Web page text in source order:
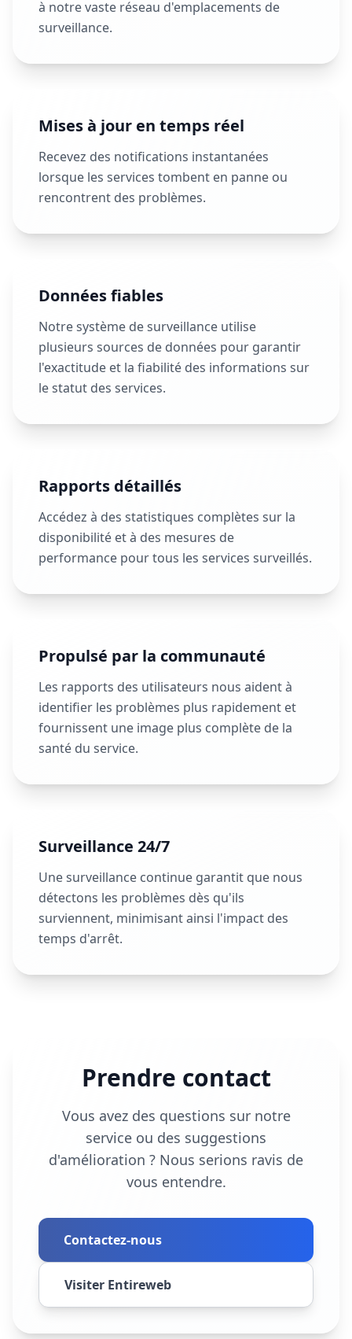
à notre vaste réseau d'emplacements de
surveillance.
Mises à jour en temps réel
Recevez des notifications instantanées
lorsque les services tombent en panne ou
rencontrent des problèmes.
Données fiables
Notre système de surveillance utilise
plusieurs sources de données pour garantir
l'exactitude et la fiabilité des informations sur
le statut des services.
Rapports détaillés
Accédez à des statistiques complètes sur la
disponibilité et à des mesures de
performance pour tous les services surveillés.
Propulsé par la communauté
Les rapports des utilisateurs nous aident à
identifier les problèmes plus rapidement et
fournissent une image plus complète de la
santé du service.
Surveillance 24/7
Une surveillance continue garantit que nous
détectons les problèmes dès qu'ils
surviennent, minimisant ainsi l'impact des
temps d'arrêt.
Prendre contact
Vous avez des questions sur notre
service ou des suggestions
d'amélioration ? Nous serions ravis de
vous entendre.
Contactez-nous
Visiter Entireweb